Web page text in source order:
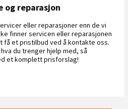
og reparasjon
eller reparasjoner enn de vi
finner servicen eller reparasjonen
få et pristilbud ved å kontakte oss.
du trenger hjelp med, så
et komplett prisforslag!